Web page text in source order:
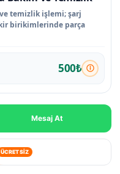
temizlik işlemi; şarj
birikimlerinde parça
500₺
Mesaj At
ÜCRETSİZ